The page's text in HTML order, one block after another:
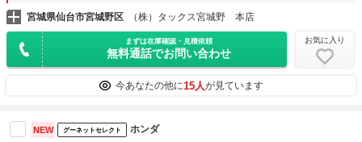
宮城県仙台市宮城野区 （株）タックス宮城野 本店
まずは在庫確認・見積依頼
無料通話でお問い合わせ
お気に入り
今あなたの他に15人が見ています
NEW グーネットセレクト ホンダ